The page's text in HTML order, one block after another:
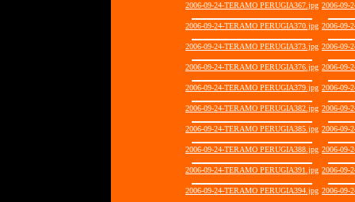
2006-09-24-TERAMO PERUGIA367.jpg 2006-09-
2006-09-24-TERAMO PERUGIA370.jpg 2006-09-
2006-09-24-TERAMO PERUGIA373.jpg 2006-09-
2006-09-24-TERAMO PERUGIA376.jpg 2006-09-
2006-09-24-TERAMO PERUGIA379.jpg 2006-09-
2006-09-24-TERAMO PERUGIA382.jpg 2006-09-
2006-09-24-TERAMO PERUGIA385.jpg 2006-09-
2006-09-24-TERAMO PERUGIA388.jpg 2006-09-
2006-09-24-TERAMO PERUGIA391.jpg 2006-09-
2006-09-24-TERAMO PERUGIA394.jpg 2006-09-